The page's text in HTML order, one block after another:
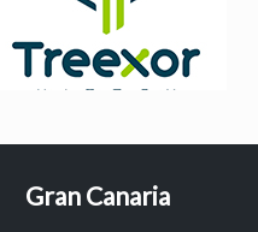
Gran Canaria